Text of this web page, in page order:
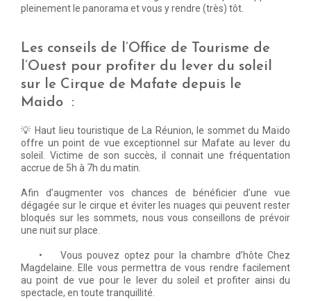
pleinement le panorama et vous y rendre (très) tôt.
Les conseils de l’Office de Tourisme de
l’Ouest pour profiter du lever du soleil
sur le Cirque de Mafate depuis le
Maido :
💡​ Haut lieu touristique de La Réunion, le sommet du Maïdo
offre un point de vue exceptionnel sur Mafate au lever du
soleil. Victime de son succès, il connait une fréquentation
accrue de 5h à 7h du matin.
Afin d’augmenter vos chances de bénéficier d’une vue
dégagée sur le cirque et éviter les nuages qui peuvent rester
bloqués sur les sommets, nous vous conseillons de prévoir
une nuit sur place.
• Vous pouvez optez pour la chambre d’hôte Chez
Magdelaine. Elle vous permettra de vous rendre facilement
au point de vue pour le lever du soleil et profiter ainsi du
spectacle, en toute tranquillité.